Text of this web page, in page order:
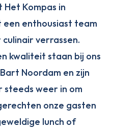
Kompas in
een enthousiast team
verrassen.
kwaliteit staan bij ons
Noordam en zijn
steeds weer in om
onze gasten
lunch of